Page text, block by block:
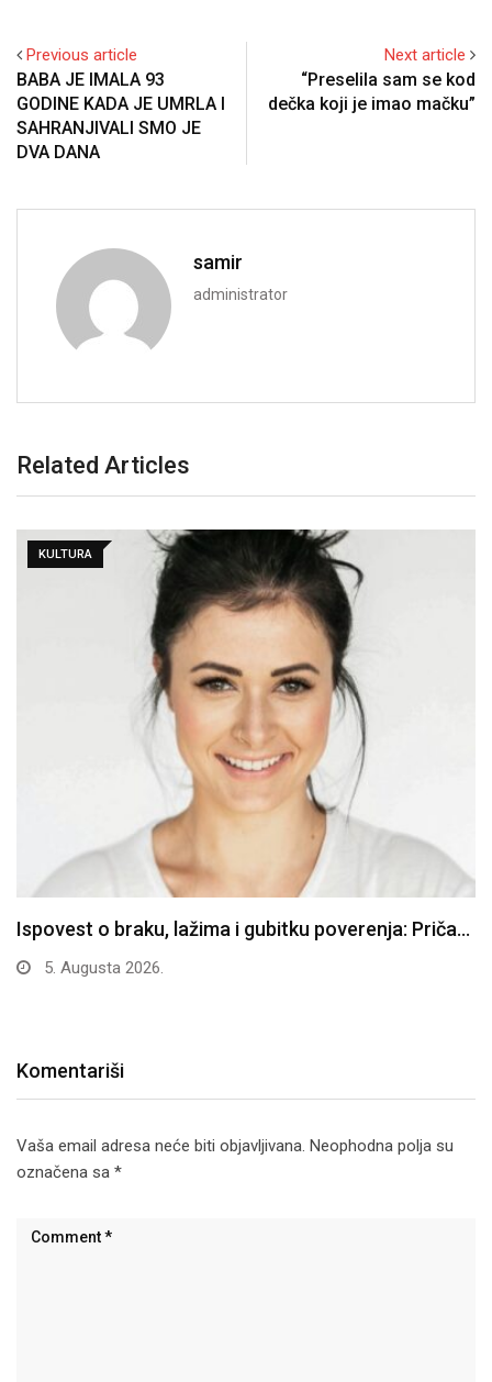
Previous article
BABA JE IMALA 93
GODINE KADA JE UMRLA I
SAHRANJIVALI SMO JE
DVA DANA
Next article
“Preselila sam se kod
dečka koji je imao mačku”
samir
administrator
Related Articles
KULTURA
Ispovest o braku, lažima i gubitku poverenja: Priča…
5. Augusta 2026.
Komentariši
Vaša email adresa neće biti objavljivana. Neophodna polja su
označena sa *